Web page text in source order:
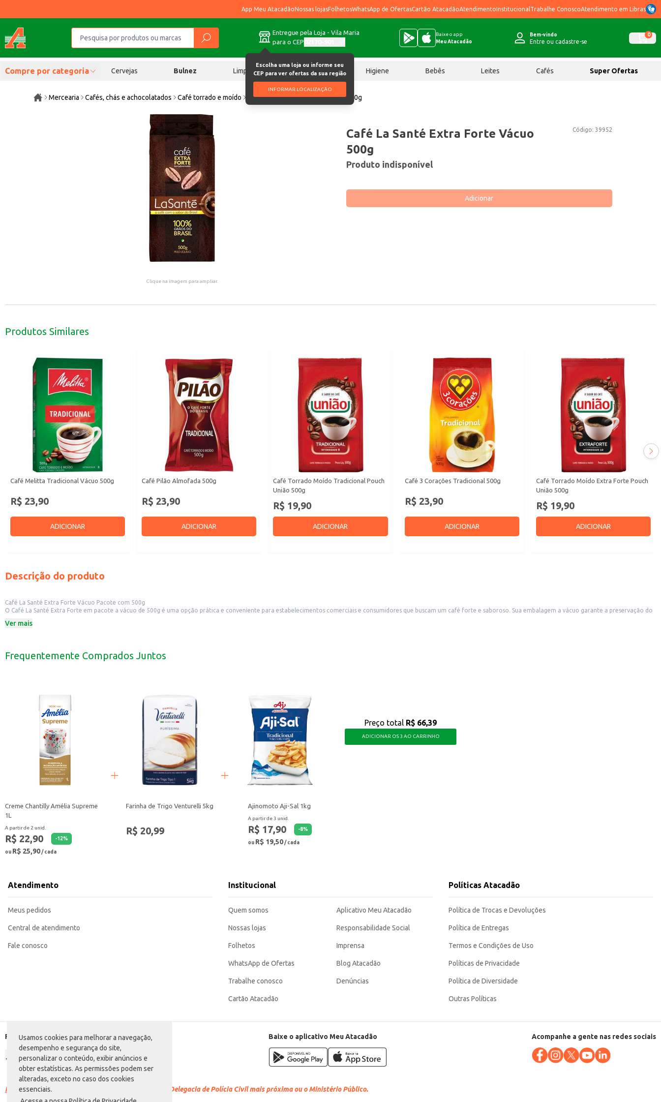
Usamos cookies para melhorar a navegação,
desempenho e segurança do site,
personalizar o conteúdo, exibir anúncios e
obter estatísticas. As permissões podem ser
alteradas, exceto no caso dos cookies
essenciais.
App Meu AtacadãoNossas lojasFolhetosWhatsApp de OfertasCartão AtacadãoAtendimentoInstitucional Trabalhe ConoscoAtendimento em Libras
Entregue pela Loja - Vila Maria
para o CEP
Escolha uma loja ou informe seu
CEP para ver ofertas da sua região
INFORMAR LOCALIZAÇÃO
Baixe o app
Meu Atacadão
Bem-vindo
Entre ou cadastre-se
0
Compre por categoria Cervejas Bulnez Limpeza Chocolates Higiene Bebês Leites Cafés Super Ofertas
Mercearia Cafés, chás e achocolatados Café torrado e moído Café La Santé Extra Forte Vácuo 500g
Clique na imagem para ampliar.
Código: 39952
Café La Santé Extra Forte Vácuo
500g
Produto indisponível
Adicionar
Produtos Similares
Café Melitta Tradicional Vácuo 500g
R$ 23,90
ADICIONAR
Café Pilão Almofada 500g
R$ 23,90
ADICIONAR
Café Torrado Moído Tradicional Pouch
União 500g
R$ 19,90
ADICIONAR
Café 3 Corações Tradicional 500g
R$ 23,90
ADICIONAR
Café Torrado Moído Extra Forte Pouch
União 500g
R$ 19,90
ADICIONAR
Descrição do produto
Café La Santé Extra Forte Vácuo Pacote com 500g
O Café La Santé Extra Forte em pacote a vácuo de 500g é uma opção prática e conveniente para estabelecimentos comerciais e consumidores que buscam um café forte e saboroso. Sua embalagem a vácuo garante a preservação do
supermercados.
Ideal para preparo em coador, prensa francesa ou cafeteira italiana.
Marca: La Santé
Departamento: Mercearia
Categoria: Café torrado e moído
Conteúdo: 500g
EAN: 7898510053004
Ver mais
Frequentemente Comprados Juntos
Creme Chantilly Amélia Supreme
1L
A partir de 2 unid.
R$ 22,90 -12%
ou R$ 25,90/ cada
Farinha de Trigo Venturelli 5kg
R$ 20,99
Ajinomoto Aji-Sal 1kg
A partir de 3 unid.
R$ 17,90 -8%
ou R$ 19,50/ cada
Preço total R$ 66,39
ADICIONAR OS 3 AO CARRINHO
Atendimento
Meus pedidos
Central de atendimento
Fale conosco
Institucional
Quem somos
Nossas lojas
Folhetos
WhatsApp de Ofertas
Trabalhe conosco
Cartão Atacadão
Aplicativo Meu Atacadão
Responsabilidade Social
Imprensa
Blog Atacadão
Denúncias
Políticas Atacadão
Política de Trocas e Devoluções
Política de Entregas
Termos e Condições de Uso
Políticas de Privacidade
Política de Diversidade
Outras Políticas
Formas de pagamento Baixe o aplicativo Meu Atacadão Acompanhe a gente nas redes sociais
Racismo é crime. Denuncie. Disque 100 ou procure a Delegacia de Polícia Civil mais próxima ou o Ministério Público.